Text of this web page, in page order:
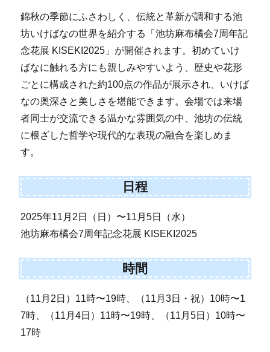
錦秋の季節にふさわしく、伝統と革新が調和する池
坊いけばなの世界を紹介する「池坊麻布橘会7周年記
念花展 KISEKI2025」が開催されます。初めていけ
ばなに触れる方にも親しみやすいよう、歴史や花形
ごとに構成された約100点の作品が展示され、いけば
なの奥深さと美しさを堪能できます。会場では来場
者同士が交流できる温かな雰囲気の中、池坊の伝統
に根ざした哲学や現代的な表現の融合を楽しめま
す。
日程
2025年11月2日（日）〜11月5日（水）
池坊麻布橘会7周年記念花展 KISEKI2025
時間
（11月2日）11時〜19時、（11月3日・祝）10時〜1
7時、（11月4日）11時〜19時、（11月5日）10時〜
17時